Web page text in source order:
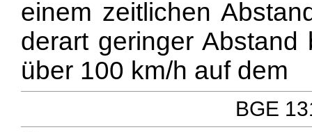
einem zeitlichen
derart geringer
über 100 km/h auf dem
BGE